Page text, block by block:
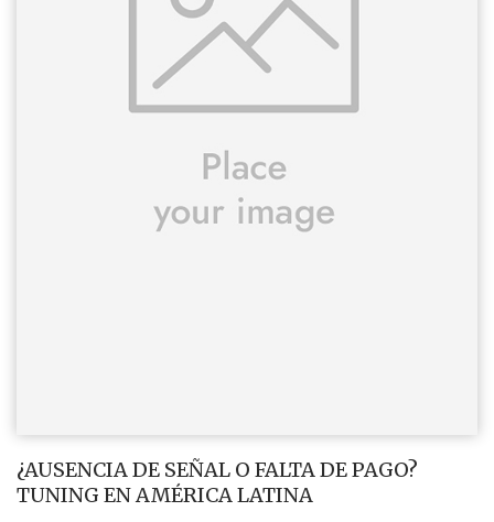
¿AUSENCIA DE SEÑAL O FALTA DE PAGO?
TUNING EN AMÉRICA LATINA